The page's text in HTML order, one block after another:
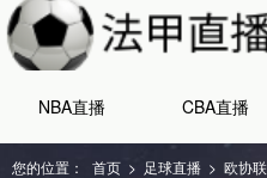
NBA直播 CBA直播
您的位置： 首页 > 足球直播 > 欧协联